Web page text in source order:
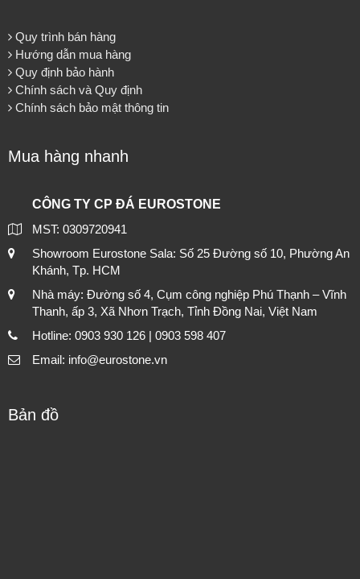
Quy trình bán hàng
Hướng dẫn mua hàng
Quy định bảo hành
Chính sách và Quy định
Chính sách bảo mật thông tin
Mua hàng nhanh
CÔNG TY CP ĐÁ EUROSTONE
MST: 0309720941
Showroom Eurostone Sala: Số 25 Đường số 10, Phường An
Khánh, Tp. HCM
Nhà máy: Đường số 4, Cụm công nghiệp Phú Thạnh – Vĩnh
Thanh, ấp 3, Xã Nhơn Trạch, Tỉnh Đồng Nai, Việt Nam
Hotline: 0903 930 126 | 0903 598 407
Email: info@eurostone.vn
Bản đồ